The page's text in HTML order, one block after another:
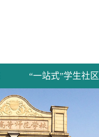
“一站式”学生社区